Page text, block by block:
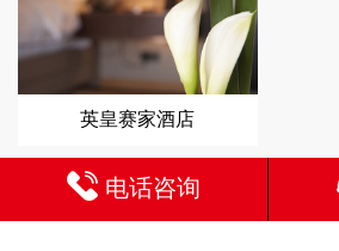
英皇赛家酒店
电话咨询